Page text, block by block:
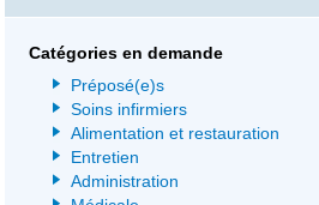
Catégories en demande
Préposé(e)s
Soins infirmiers
Alimentation et restauration
Entretien
Administration